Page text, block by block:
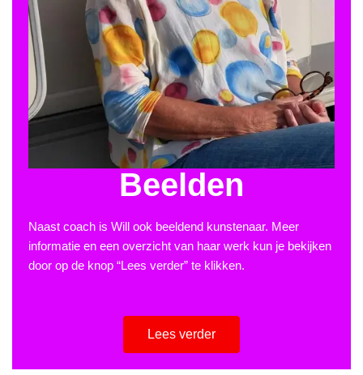
Beelden
Naast coach is Will ook beeldend kunstenaar. Meer
informatie en een overzicht van haar werk kun je bekijken
door op de knop “Lees verder” te klikken.
Lees verder